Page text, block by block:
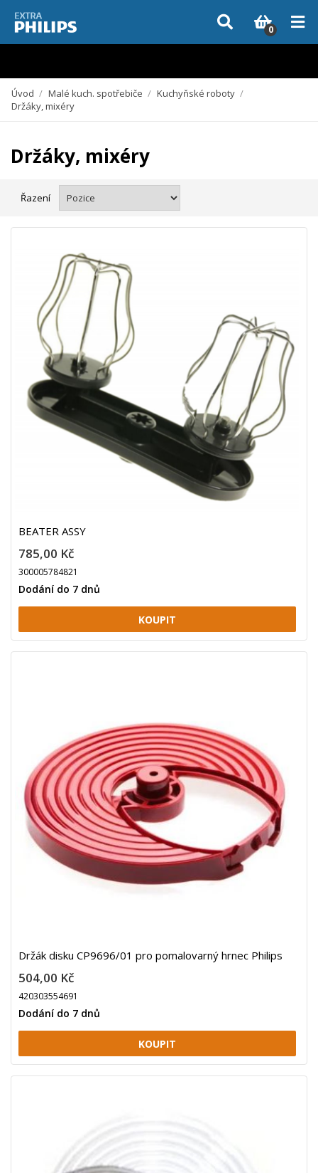
Vzhledem k aktuální situaci se může dodání dílů, které nejsou skladem,
zpozdit. Děkujeme za pochopení.
0
Úvod / Malé kuch. spotřebiče / Kuchyňské roboty /
Držáky, mixéry
Držáky, mixéry
Řazení
BEATER ASSY
785,00 Kč
300005784821
Dodání do 7 dnů
Držák disku CP9696/01 pro pomalovarný hrnec Philips
504,00 Kč
420303554691
Dodání do 7 dnů